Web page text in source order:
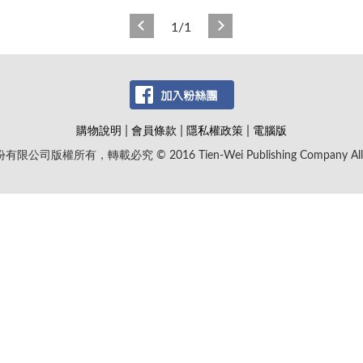
1/1
購物說明 會員條款 隱私權政策
電腦版
有限公司版權所有，轉載必究 © 2016 Tien-Wei Publishing Company All